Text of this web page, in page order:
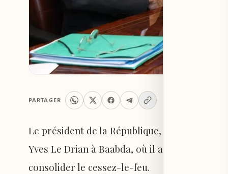
PARTAGER
Le président de la République, Joseph Aoun,
Yves Le Drian à Baabda, où il a salué l'aide
consolider le cessez-le-feu.